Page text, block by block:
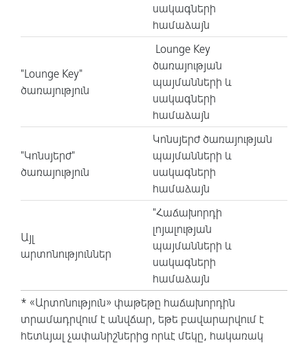
սակագների
համաձայն
"Lounge Key"
ծառայություն
Lounge Key
ծառայության
պայմանների և
սակագների
համաձայն
"Կոնսյերժ"
ծառայություն
Կոնսյերժ ծառայության
պայմանների և
սակագների
համաձայն
Այլ
արտոնություններ
"Հաճախորդի
լոյալության
պայմանների և
սակագների
համաձայն
* «Արտոնություն» փաթեթը հաճախորդին
տրամադրվում է անվճար, եթե բավարարվում է
հետևյալ չափանիշներից որևէ մեկը, հակառակ